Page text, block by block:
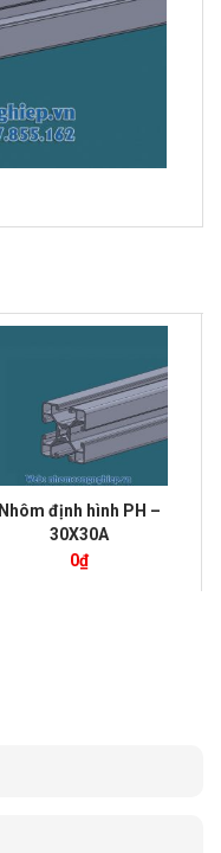
Nhôm định hình PH –
30X30A
0₫